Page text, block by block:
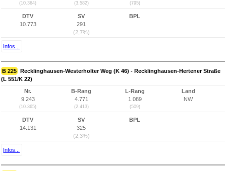
(10.364) (3.582) (795)
DTV
10.773
SV
291
(2,7%)
BPL
Infos...
B 225 Recklinghausen-Westerholter Weg (K 46) - Recklinghausen-Hertener Straße
(L 551/K 22)
Nr.
9.243
(10.365)
B-Rang
4.771
(2.413)
L-Rang
1.089
(509)
Land
NW
DTV
14.131
SV
325
(2,3%)
BPL
Infos...